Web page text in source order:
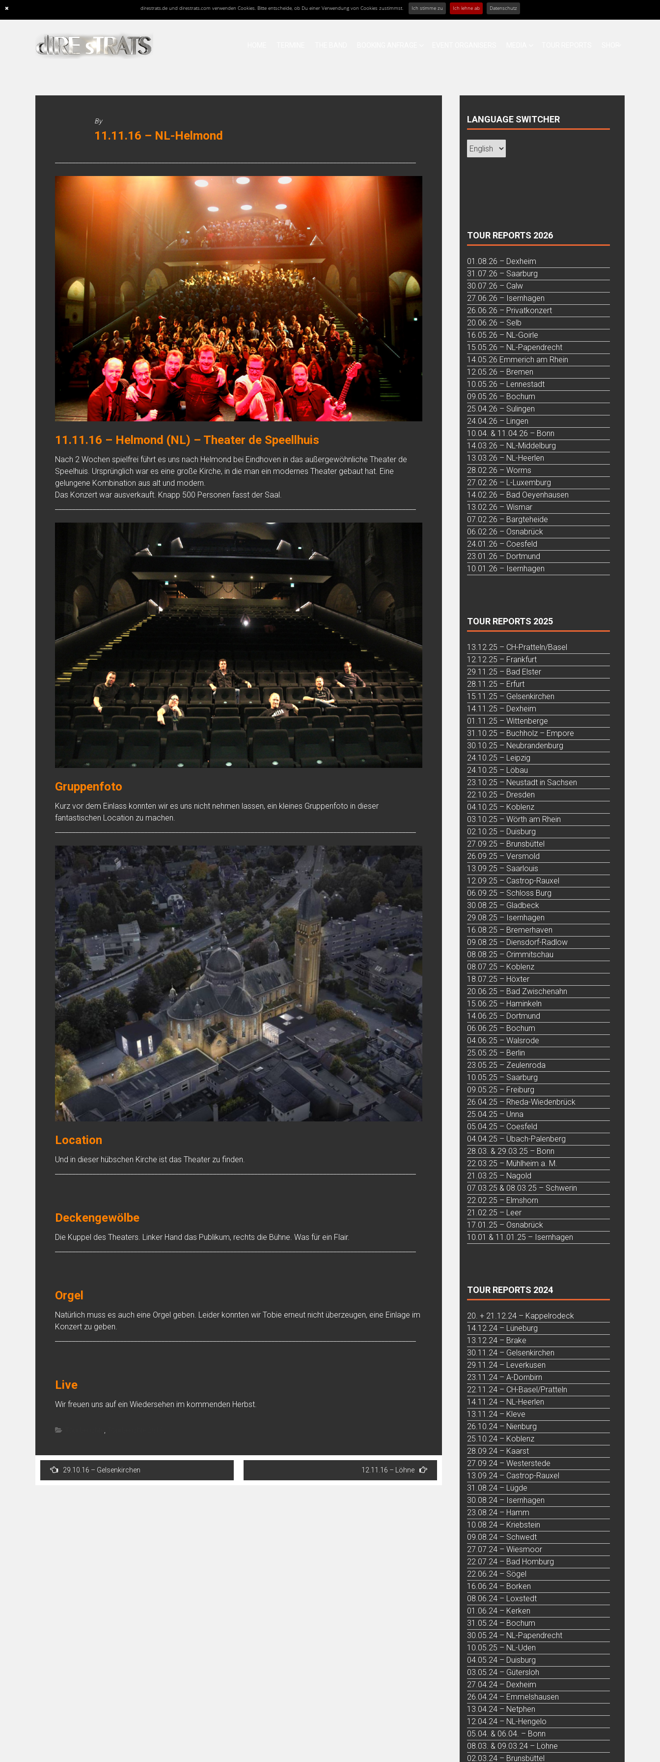
direstrats.de und direstrats.com verwenden Cookies. Bitte entscheide, ob Du einer Verwendung von Cookies zustimmst. Ich stimme zu Ich lehne ab Datenschutz
By
11.11.16 – NL-Helmond
11.11.16 – Helmond (NL) – Theater de Speellhuis
Nach 2 Wochen spielfrei führt es uns nach Helmond bei Eindhoven in das außergewöhnliche Theater de
Speelhuis. Ursprünglich war es eine große Kirche, in die man ein modernes Theater gebaut hat. Eine
gelungene Kombination aus alt und modern.
Das Konzert war ausverkauft. Knapp 500 Personen fasst der Saal.
Gruppenfoto
Kurz vor dem Einlass konnten wir es uns nicht nehmen lassen, ein kleines Gruppenfoto in dieser
fantastischen Location zu machen.
Location
Und in dieser hübschen Kirche ist das Theater zu finden.
Deckengewölbe
Die Kuppel des Theaters. Linker Hand das Publikum, rechts die Bühne. Was für ein Flair.
Orgel
Natürlich muss es auch eine Orgel geben. Leider konnten wir Tobie erneut nicht überzeugen, eine Einlage im
Konzert zu geben.
Live
Wir freuen uns auf ein Wiedersehen im kommenden Herbst.
Post
navigation
29.10.16 – Gelsenkirchen 12.11.16 – Löhne
LANGUAGE SWITCHER
TOUR REPORTS 2026
01.08.26 – Dexheim
31.07.26 – Saarburg
30.07.26 – Calw
27.06.26 – Isernhagen
26.06.26 – Privatkonzert
20.06.26 – Selb
16.05.26 – NL-Goirle
15.05.26 – NL-Papendrecht
14.05.26 Emmerich am Rhein
12.05.26 – Bremen
10.05.26 – Lennestadt
09.05.26 – Bochum
25.04.26 – Sulingen
24.04.26 – Lingen
10.04. & 11.04.26 – Bonn
14.03.26 – NL-Middelburg
13.03.26 – NL-Heerlen
28.02.26 – Worms
27.02.26 – L-Luxemburg
14.02.26 – Bad Oeyenhausen
13.02.26 – Wismar
07.02.26 – Bargteheide
06.02.26 – Osnabrück
24.01.26 – Coesfeld
23.01.26 – Dortmund
10.01.26 – Isernhagen
TOUR REPORTS 2025
13.12.25 – CH-Pratteln/Basel
12.12.25 – Frankfurt
29.11.25 – Bad Elster
28.11.25 – Erfurt
15.11.25 – Gelsenkirchen
14.11.25 – Dexheim
01.11.25 – Wittenberge
31.10.25 – Buchholz – Empore
30.10.25 – Neubrandenburg
24.10.25 – Leipzig
24.10.25 – Löbau
23.10.25 – Neustadt in Sachsen
22.10.25 – Dresden
04.10.25 – Koblenz
03.10.25 – Wörth am Rhein
02.10.25 – Duisburg
27.09.25 – Brunsbüttel
26.09.25 – Versmold
13.09.25 – Saarlouis
12.09.25 – Castrop-Rauxel
06.09.25 – Schloss Burg
30.08.25 – Gladbeck
29.08.25 – Isernhagen
16.08.25 – Bremerhaven
09.08.25 – Diensdorf-Radlow
08.08.25 – Crimmitschau
08.07.25 – Koblenz
18.07.25 – Höxter
20.06.25 – Bad Zwischenahn
15.06.25 – Haminkeln
14.06.25 – Dortmund
06.06.25 – Bochum
04.06.25 – Walsrode
25.05.25 – Berlin
23.05.25 – Zeulenroda
10.05.25 – Saarburg
09.05.25 – Freiburg
26.04.25 – Rheda-Wiedenbrück
25.04.25 – Unna
05.04.25 – Coesfeld
04.04.25 – Übach-Palenberg
28.03. & 29.03.25 – Bonn
22.03.25 – Mühlheim a. M.
21.03.25 – Nagold
07.03.25 & 08.03.25 – Schwerin
22.02.25 – Elmshorn
21.02.25 – Leer
17.01.25 – Osnabrück
10.01 & 11.01.25 – Isernhagen
TOUR REPORTS 2024
20. + 21.12.24 – Kappelrodeck
14.12.24 – Lüneburg
13.12.24 – Brake
30.11.24 – Gelsenkirchen
29.11.24 – Leverkusen
23.11.24 – A-Dornbirn
22.11.24 – CH-Basel/Pratteln
14.11.24 – NL-Heerlen
13.11.24 – Kleve
26.10.24 – Nienburg
25.10.24 – Koblenz
28.09.24 – Kaarst
27.09.24 – Westerstede
13.09.24 – Castrop-Rauxel
31.08.24 – Lügde
30.08.24 – Isernhagen
23.08.24 – Hamm
10.08.24 – Kriebstein
09.08.24 – Schwedt
27.07.24 – Wiesmoor
22.07.24 – Bad Homburg
22.06.24 – Sögel
16.06.24 – Borken
08.06.24 – Loxstedt
01.06.24 – Kerken
31.05.24 – Bochum
30.05.24 – NL-Papendrecht
10.05.25 – NL-Uden
04.05.24 – Duisburg
03.05.24 – Gütersloh
27.04.24 – Dexheim
26.04.24 – Emmelshausen
13.04.24 – Netphen
12.04.24 – NL-Hengelo
05.04. & 06.04. – Bonn
08.03. & 09.03.24 – Löhne
02.03.24 – Brunsbüttel